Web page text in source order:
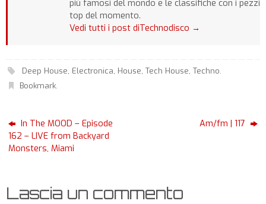
più famosi del mondo e le classifiche con i pezzi
top del momento.
Vedi tutti i post diTechnodisco →
Deep House, Electronica, House, Tech House, Techno.
Bookmark.
In The MOOD – Episode
162 – LIVE from Backyard
Monsters, Miami
Am/fm | 117
Lascia un commento